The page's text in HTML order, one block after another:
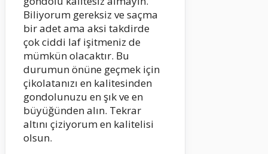
Biliyorum gereksiz ve saçma
bir adet ama aksi takdirde
çok ciddi laf işitmeniz de
mümkün olacaktır. Bu
durumun önüne geçmek için
çikolatanızı en kalitesinden
gondolunuzu en şık ve en
büyüğünden alın. Tekrar
altını çiziyorum en kalitelisi
olsun.